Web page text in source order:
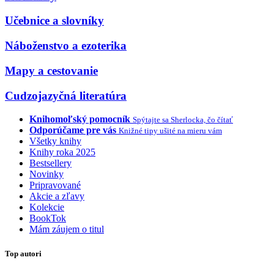
Učebnice a slovníky
Náboženstvo a ezoterika
Mapy a cestovanie
Cudzojazyčná literatúra
Knihomoľský pomocník Spýtajte sa Sherlocka, čo čítať
Odporúčame pre vás Knižné tipy ušité na mieru vám
Všetky knihy
Knihy roka 2025
Bestsellery
Novinky
Pripravované
Akcie a zľavy
Kolekcie
BookTok
Mám záujem o titul
Top autori